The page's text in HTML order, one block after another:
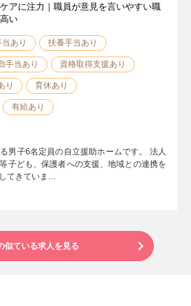
アに注力｜職員が意見を言いやすい職
い
あり 扶養手当あり
手当あり 資格取得支援あり
り 育休あり
有給あり
男子6名定員の自立援助ホームです。 法人
子ども、保護者への支援、地域との連携を
てきていま…
似ている求人を見る